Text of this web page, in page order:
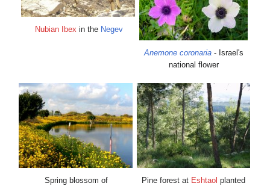
Anemone coronaria- Israel's
national flower
Nubian Ibexin theNegev
Pine forest atEshtaolplanted
Spring blossom of